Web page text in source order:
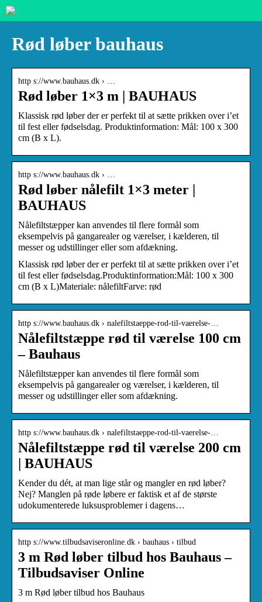
Rød løber bauhaus
http s://www.bauhaus.dk › …
Rød løber 1×3 m | BAUHAUS
Klassisk rød løber der er perfekt til at sætte prikken over i’et
til fest eller fødselsdag. Produktinformation: Mål: 100 x 300
cm (B x L).
http s://www.bauhaus.dk › …
Rød løber nålefilt 1×3 meter |
BAUHAUS
Nålefiltstæpper kan anvendes til flere formål som
eksempelvis på gangarealer og værelser, i kælderen, til
messer og udstillinger eller som afdækning.
Klassisk rød løber der er perfekt til at sætte prikken over i’et
til fest eller fødselsdag.Produktinformation:Mål: 100 x 300
cm (B x L)Materiale: nålefiltFarve: rød
http s://www.bauhaus.dk › nalefiltstaeppe-rod-til-vaerelse-…
Nålefiltstæppe rød til værelse 100 cm
– Bauhaus
Nålefiltstæpper kan anvendes til flere formål som
eksempelvis på gangarealer og værelser, i kælderen, til
messer og udstillinger eller som afdækning.
http s://www.bauhaus.dk › nalefiltstaeppe-rod-til-vaerelse-…
Nålefiltstæppe rød til værelse 200 cm
| BAUHAUS
Kender du dét, at man lige står og mangler en rød løber?
Nej? Manglen på røde løbere er faktisk et af de største
udokumenterede luksusproblemer i dagens…
http s://www.tilbudsaviseronline.dk › bauhaus › tilbud
3 m Rød løber tilbud hos Bauhaus –
Tilbudsaviser Online
3 m Rød løber tilbud hos Bauhaus